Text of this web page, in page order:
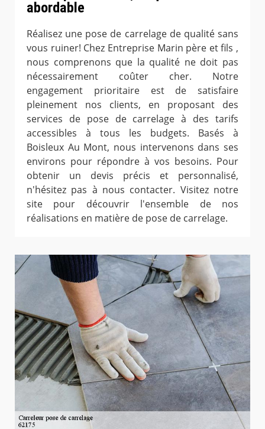
abordable
Réalisez une pose de carrelage de qualité sans
vous ruiner! Chez Entreprise Marin père et fils ,
nous comprenons que la qualité ne doit pas
nécessairement coûter cher. Notre
engagement prioritaire est de satisfaire
pleinement nos clients, en proposant des
services de pose de carrelage à des tarifs
accessibles à tous les budgets. Basés à
Boisleux Au Mont, nous intervenons dans ses
environs pour répondre à vos besoins. Pour
obtenir un devis précis et personnalisé,
n'hésitez pas à nous contacter. Visitez notre
site pour découvrir l'ensemble de nos
réalisations en matière de pose de carrelage.